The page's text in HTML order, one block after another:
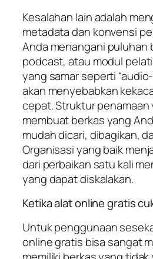
Kesalahan lain adalah
metadata dan konvensi
Anda menangani puluhan
podcast, atau modul
yang samar seperti
akan menyebabkan
cepat. Struktur penamaan
membuat berkas yang
mudah dicari, dibagikan,
Organisasi yang baik
dari perbaikan satu kali
yang dapat diskalakan.
Ketika alat online gratis
Untuk penggunaan
online gratis bisa sangat